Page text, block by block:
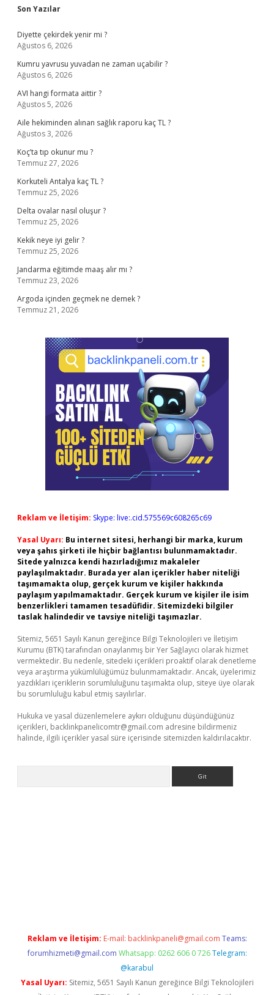
Sidebar
Son Yazılar
Diyette çekirdek yenir mi ?
Ağustos 6, 2026
Kumru yavrusu yuvadan ne zaman uçabilir ?
Ağustos 6, 2026
AVI hangi formata aittir ?
Ağustos 5, 2026
Aile hekiminden alınan sağlık raporu kaç TL ?
Ağustos 3, 2026
Koç’ta tıp okunur mu ?
Temmuz 27, 2026
Korkuteli Antalya kaç TL ?
Temmuz 25, 2026
Delta ovalar nasıl oluşur ?
Temmuz 25, 2026
Kekik neye iyi gelir ?
Temmuz 25, 2026
Jandarma eğitimde maaş alır mı ?
Temmuz 23, 2026
Argoda içinden geçmek ne demek ?
Temmuz 21, 2026
Reklam ve İletişim: Skype: live:.cid.575569c608265c69
Yasal Uyarı: Bu internet sitesi, herhangi bir marka, kurum
veya şahıs şirketi ile hiçbir bağlantısı bulunmamaktadır.
Sitede yalnızca kendi hazırladığımız makaleler
paylaşılmaktadır. Burada yer alan içerikler haber niteliği
taşımamakta olup, gerçek kurum ve kişiler hakkında
paylaşım yapılmamaktadır. Gerçek kurum ve kişiler ile isim
benzerlikleri tamamen tesadüfidir. Sitemizdeki bilgiler
taslak halindedir ve tavsiye niteliği taşımazlar.
Sitemiz, 5651 Sayılı Kanun gereğince Bilgi Teknolojileri ve İletişim
Kurumu (BTK) tarafından onaylanmış bir Yer Sağlayıcı olarak hizmet
vermektedir. Bu nedenle, sitedeki içerikleri proaktif olarak denetleme
veya araştırma yükümlülüğümüz bulunmamaktadır. Ancak, üyelerimiz
yazdıkları içeriklerin sorumluluğunu taşımakta olup, siteye üye olarak
bu sorumluluğu kabul etmiş sayılırlar.
Hukuka ve yasal düzenlemelere aykırı olduğunu düşündüğünüz
içerikleri, backlinkpanelicomtr@gmail.com adresine bildirmeniz
halinde, ilgili içerikler yasal süre içerisinde sitemizden kaldırılacaktır.
Reklam ve İletişim: E-mail: backlinkpaneli@gmail.com Teams:
forumhizmeti@gmail.com Whatsapp: 0262 606 0 726 Telegram:
@karabul
Yasal Uyarı: Sitemiz, 5651 Sayılı Kanun gereğince Bilgi Teknolojileri